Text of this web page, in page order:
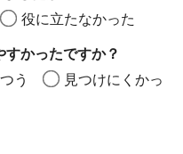
役に立たなかった
かったですか？
う
見つけにくかっ